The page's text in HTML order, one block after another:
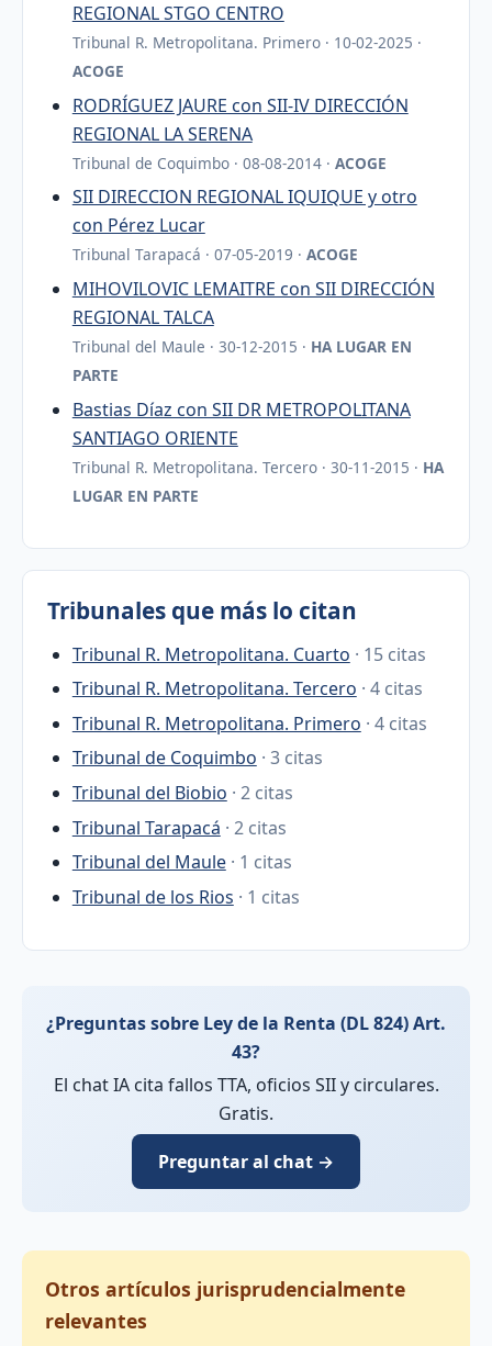
REGIONAL STGO CENTRO
Tribunal R. Metropolitana. Primero · 10-02-2025 ·
ACOGE
RODRÍGUEZ JAURE con SII-IV DIRECCIÓN
REGIONAL LA SERENA
Tribunal de Coquimbo · 08-08-2014 · ACOGE
SII DIRECCION REGIONAL IQUIQUE y otro
con Pérez Lucar
Tribunal Tarapacá · 07-05-2019 · ACOGE
MIHOVILOVIC LEMAITRE con SII DIRECCIÓN
REGIONAL TALCA
Tribunal del Maule · 30-12-2015 · HA LUGAR EN
PARTE
Bastias Díaz con SII DR METROPOLITANA
SANTIAGO ORIENTE
Tribunal R. Metropolitana. Tercero · 30-11-2015 · HA
LUGAR EN PARTE
Tribunales que más lo citan
Tribunal R. Metropolitana. Cuarto · 15 citas
Tribunal R. Metropolitana. Tercero · 4 citas
Tribunal R. Metropolitana. Primero · 4 citas
Tribunal de Coquimbo · 3 citas
Tribunal del Biobio · 2 citas
Tribunal Tarapacá · 2 citas
Tribunal del Maule · 1 citas
Tribunal de los Rios · 1 citas
¿Preguntas sobre Ley de la Renta (DL 824) Art.
43?
El chat IA cita fallos TTA, oficios SII y circulares.
Gratis.
Preguntar al chat →
Otros artículos jurisprudencialmente
relevantes